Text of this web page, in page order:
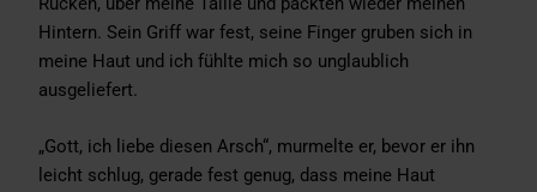
Hintern. Sein Griff war fest, seine Finger gruben sich in
meine Haut und ich fühlte mich so unglaublich
ausgeliefert.
„Gott, ich liebe diesen Arsch“, murmelte er, bevor er ihn
leicht schlug, gerade fest genug, dass meine Haut